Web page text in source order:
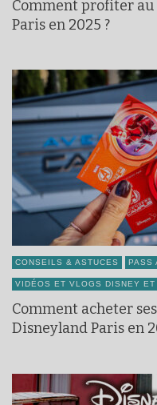
Comment profiter au
Paris en 2025 ?
CONSEILS & ASTUCES PASS
VIDÉOS ET VLOGS DISNEY ET
Comment acheter
Disneyland Paris en